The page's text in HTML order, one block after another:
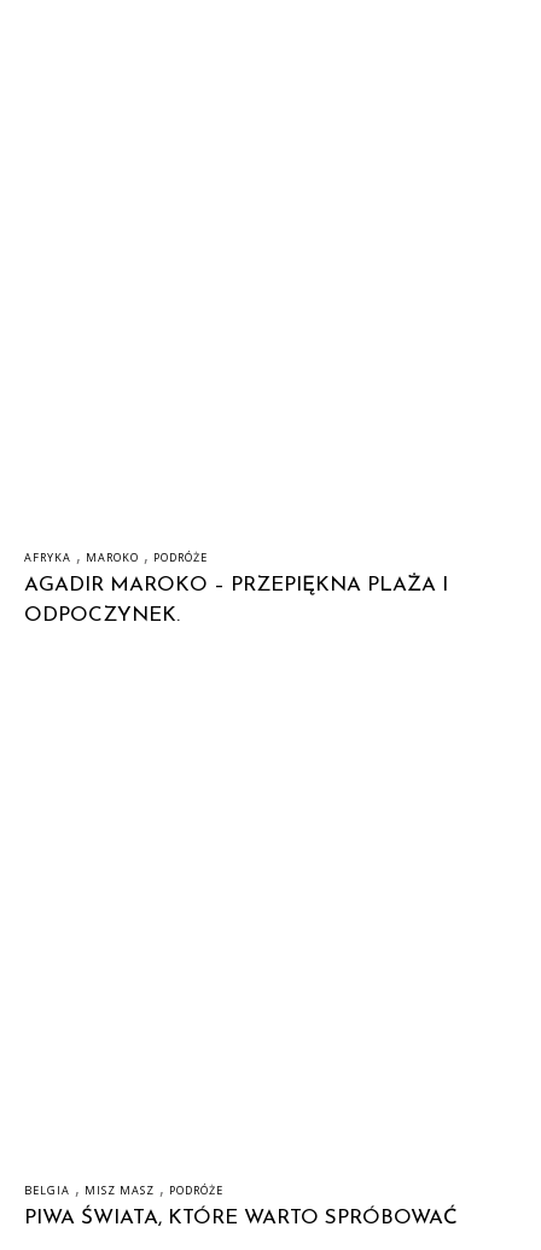
AFRYKA , MAROKO , PODRÓŻE
AGADIR MAROKO – PRZEPIĘKNA PLAŻA I
ODPOCZYNEK.
BELGIA , MISZ MASZ , PODRÓŻE
PIWA ŚWIATA, KTÓRE WARTO SPRÓBOWAĆ